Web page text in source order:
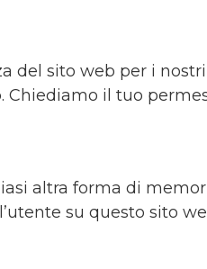
del sito web per i
il tuo
altra forma di
su questo sito